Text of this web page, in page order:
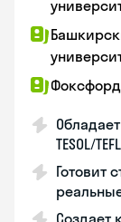
Фоксфорд
TESOL/TEFL
Готовит
Создает